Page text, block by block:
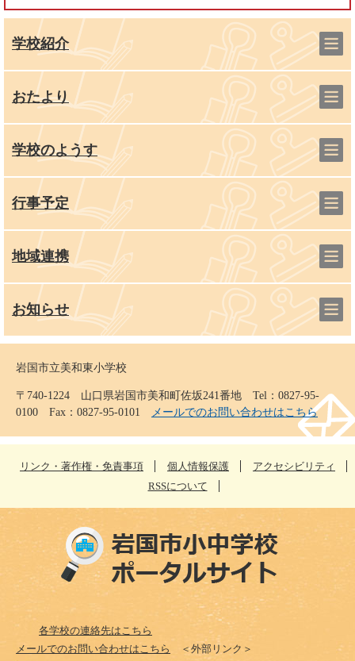
学校紹介
おたより
学校のようす
行事予定
地域連携
お知らせ
岩国市立美和東小学校
〒740-1224 山口県岩国市美和町佐坂241番地 Tel：0827-95-
0100 Fax：0827-95-0101
メールでのお問い合わせはこちら
リンク・著作権・免責事項 個人情報保護
アクセシビリティ
RSSについて
各学校の連絡先はこちら
メールでのお問い合わせはこちら
＜外部リンク＞